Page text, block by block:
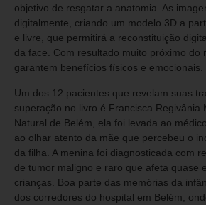
objetivo de resgatar a anatomia. As
digitalmente, criando um modelo 3D a
e livre, que permitirá a reconstituição
da face. Com resultado muito próximo do
garantem benefícios físicos e emocionais.
Um dos 12 pacientes que revelam suas
superação no livro é Francisca Regivânia
Natural de Belém, ela foi levada ao
ao olhar atento da mãe que percebeu o
da filha. A menina foi diagnosticada com
de tumor maligno e raro que afeta quase
crianças. Boa parte das memórias da
dos corredores do hospital em Belém,